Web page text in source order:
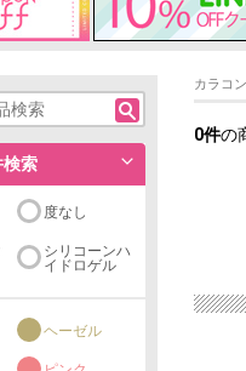
検索
度なし
シリコーンハ
イドロゲル
ヘーゼル
カラコ
0件の